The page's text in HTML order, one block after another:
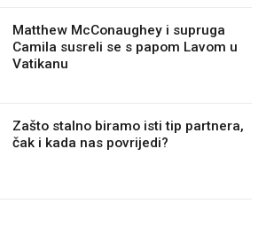
Matthew McConaughey i supruga
Camila susreli se s papom Lavom u
Vatikanu
Zašto stalno biramo isti tip partnera,
čak i kada nas povrijedi?